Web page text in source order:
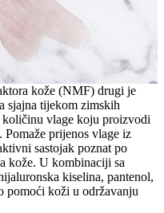
kože (NMF) drugi je
sjajna tijekom zimskih
vlage koju proizvodi
prijenos vlage iz
sastojak poznat po
kože. U kombinaciji sa
kiselina, pantenol,
pomoći koži u održavanju